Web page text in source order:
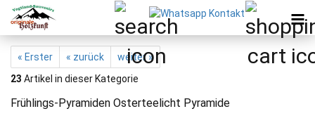
« Erster « zurück
weiter »
23 Artikel in dieser Kategorie
Frühlings-Pyramiden Osterteelicht Pyramide